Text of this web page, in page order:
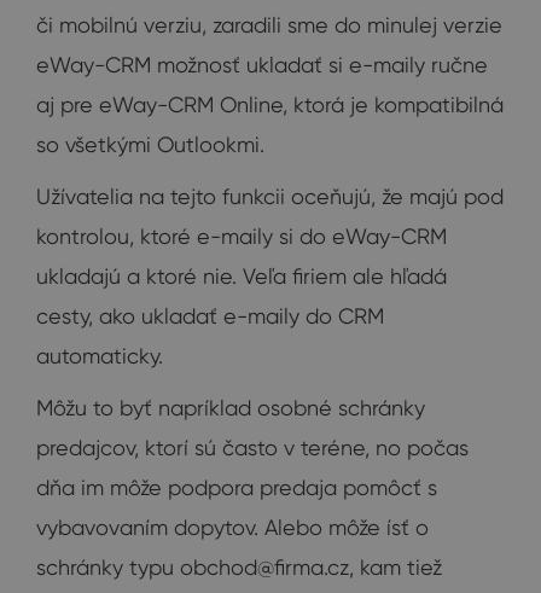
či mobilnú verziu, zaradili sme do minulej verzie
eWay-CRM možnosť ukladať si e-maily ručne
aj pre eWay-CRM Online, ktorá je kompatibilná
so všetkými Outlookmi.
Užívatelia na tejto funkcii oceňujú, že majú pod
kontrolou, ktoré e-maily si do eWay-CRM
ukladajú a ktoré nie. Veľa firiem ale hľadá
cesty, ako ukladať e-maily do CRM
automaticky.
Môžu to byť napríklad osobné schránky
predajcov, ktorí sú často v teréne, no počas
dňa im môže podpora predaja pomôcť s
vybavovaním dopytov. Alebo môže ísť o
schránky typu obchod@firma.cz, kam tiež